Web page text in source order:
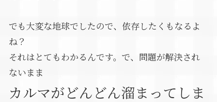
でも大変な地球でしたので、依存したくもなるよ
ね？
それはとてもわかるんです。で、問題が解決され
ないまま
カルマがどんどん溜まってしま